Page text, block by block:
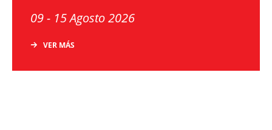
09 - 15 Agosto 2026
VER MÁS